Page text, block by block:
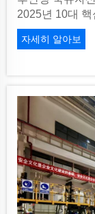
2025년 10대
자세히 알아보